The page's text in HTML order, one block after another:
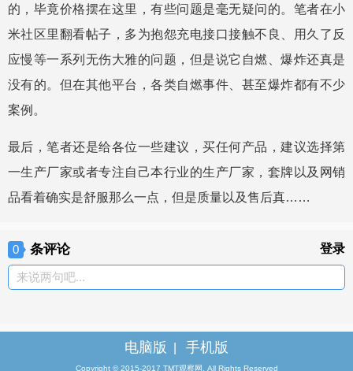
的，毕竟价格摆在这里，有些问题是毫无疑问的。笔者在小
米社区里翻看帖子，多为抱怨充电接口接触不良、用久了反
应慢等一系列无伤大雅的问题，但是说它自燃、爆炸还真是
没有的。但在其他平台，各类自燃事件、甚至爆炸都有不少
案例。
最后，笔者还是给各位一些建议，买任何产品，建议选择第
一生产厂家或者专注自己本行业的生产厂家，套牌以及网销
品看着确实是舒服那么一点，但是质量以及售后真……
0 条评论 登录
来说两句吧...
电脑版 手机版
Copyright © 2015-2017 TMT观察网. All Rights Reserved